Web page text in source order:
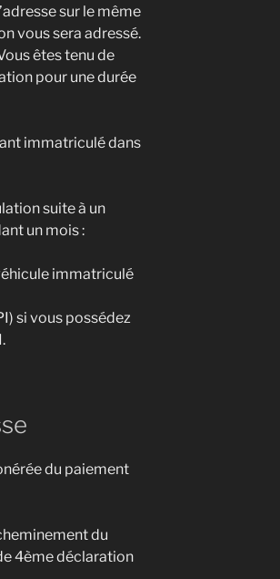
sur le même
vous sera adressé.
êtes tenu de
pour une durée
immatriculé dans
suite à un
un mois :
immatriculé
si vous possédez
du paiement
du
4ème déclaration